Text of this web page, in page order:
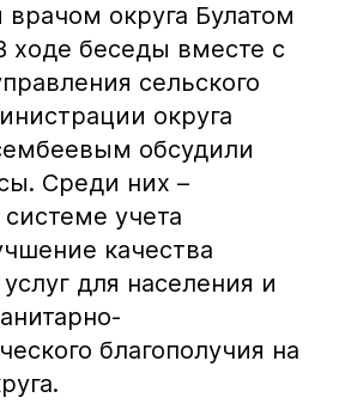
округа Булатом
беседы вместе с
сельского
округа
обсудили
Среди них –
учета
качества
для населения и
благополучия на